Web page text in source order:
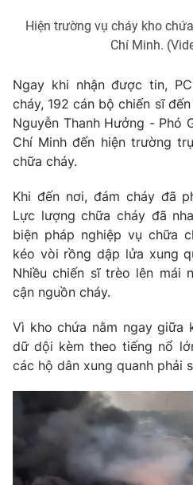
Thị trường
Lịch phát sóng
Chuyên mục khác
Emagazine
Photo
Video
VTV Money
VTV Sức khoẻ
Thị trường 24h
Liên hệ tòa soạn
Hiện trường vụ cháy kho
Chí Minh.
Ngay khi nhận được tin,
cháy, 192 cán bộ chiến sĩ
Nguyễn Thanh Hưởng - Phó
Chí Minh đến hiện trường
chữa cháy.
Khi đến nơi, đám cháy đã
Lực lượng chữa cháy đã
biện pháp nghiệp vụ chữa
kéo vòi rồng dập lửa xung
Nhiều chiến sĩ trèo lên mái
cận nguồn cháy.
Vì kho chứa nằm ngay giữa
dữ dội kèm theo tiếng nổ
các hộ dân xung quanh phải